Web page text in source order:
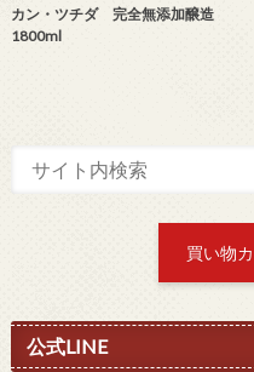
カン・ツチダ 完全無添加醸造
1800ml
買い物
公式LINE